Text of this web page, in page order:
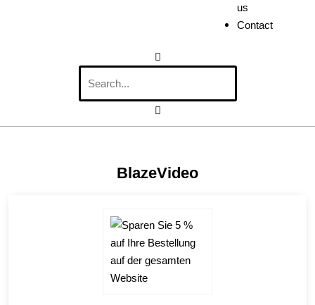
us
Contact
BlazeVideo